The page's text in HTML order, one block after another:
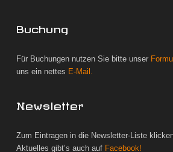
Buchung
Für Buchungen nutzen Sie bitte unser
uns ein nettes E-Mail.
Newsletter
Zum Eintragen in die Newsletter-Liste
Aktuelles gibt’s auch auf Facebook!